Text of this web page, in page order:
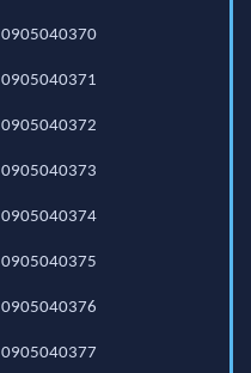
0905040370
0905040371
0905040372
0905040373
0905040374
0905040375
0905040376
0905040377